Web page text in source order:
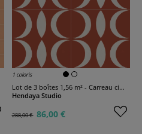
1 coloris
Lot de 3 boîtes 1,56 m² - Carreau ciment Salamandre
Hendaya Studio
288,00 € 86,00 €